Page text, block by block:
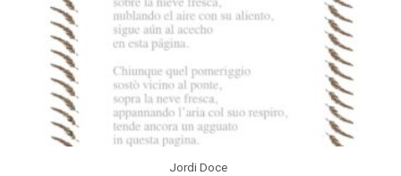
Jordi Doce